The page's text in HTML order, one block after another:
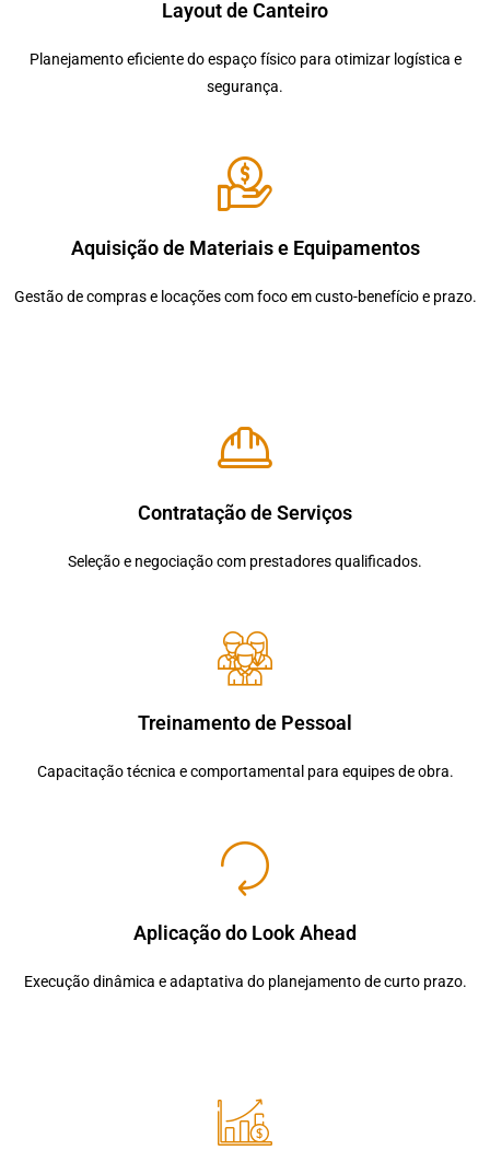
Layout de Canteiro
Planejamento eficiente do espaço físico para otimizar logística e
segurança.
Aquisição de Materiais e Equipamentos
Gestão de compras e locações com foco em custo-benefício e prazo.
Contratação de Serviços
Seleção e negociação com prestadores qualificados.
Treinamento de Pessoal
Capacitação técnica e comportamental para equipes de obra.
Aplicação do Look Ahead
Execução dinâmica e adaptativa do planejamento de curto prazo.